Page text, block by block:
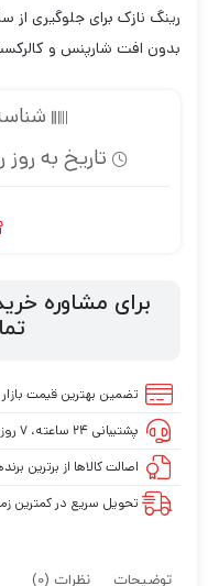
رینگ نازک برای جلوگیری
بدون افت شارپنس و
تاریخ به روز
برای مشاوره
تضمین بهترین قیمت بازار
پشتیبانی ۲۴ ساعته، ۷ روز هفته
اصالت کالاها از برترین
تحویل سریع در کمترین
توضیحات نظرات (0)